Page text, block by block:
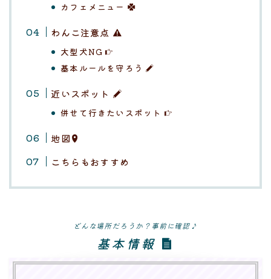
カフェメニュー
わんこ注意点
大型犬NG
基本ルールを守ろう
近いスポット
併せて行きたいスポット
地図
こちらもおすすめ
どんな場所だろうか？事前に確認♪
基本情報